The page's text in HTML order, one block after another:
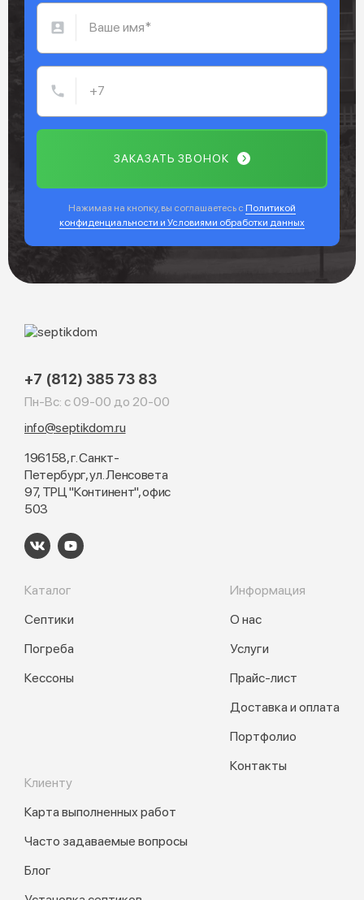
ЗАКАЗАТЬ ЗВОНОК
Нажимая на кнопку, вы соглашаетесь с Политикой
конфиденциальности и Условиями обработки данных
+7 (812) 385 73 83
Пн-Вс: с 09-00 до 20-00
info@septikdom.ru
196158, г. Санкт-
Петербург, ул. Ленсовета
97, ТРЦ "Континент", офис
503
Каталог
Септики
Погреба
Кессоны
Информация
О нас
Услуги
Прайс-лист
Доставка и оплата
Портфолио
Контакты
Клиенту
Карта выполненных работ
Часто задаваемые вопросы
Блог